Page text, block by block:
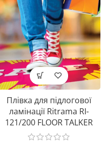
Плівка для підлогової
ламінації Ritrama RI-
121/200 FLOOR TALKER